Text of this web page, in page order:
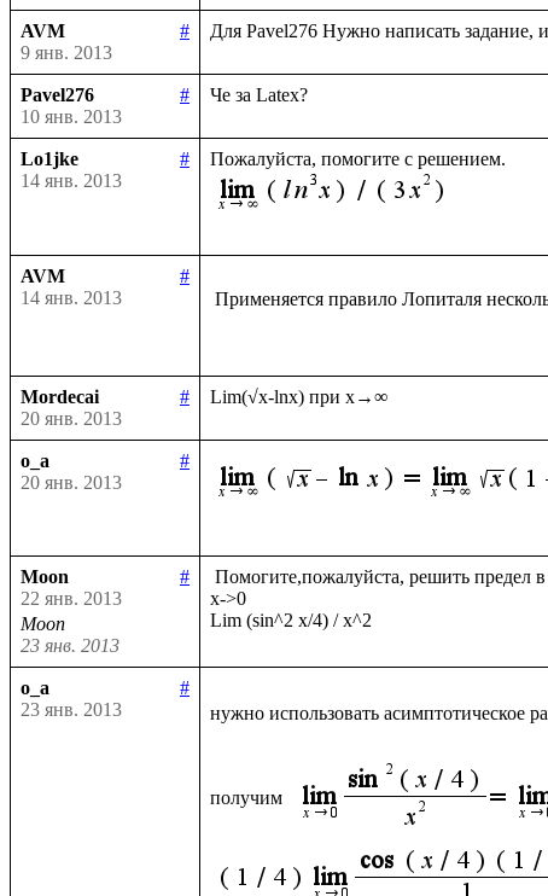
AVM
#
9 янв. 2013
Pavel276
#
10 янв. 2013
Lo1jke
#
14 янв. 2013
AVM
#
14 янв. 2013
Применяется правило Лопиталя
Mordecai
#
20 янв. 2013
o_a
#
20 янв. 2013
Moon
#
22 янв. 2013
Moon
23 янв. 2013
х->0
o_a
#
23 янв. 2013
нужно использовать асимптотическое
получим